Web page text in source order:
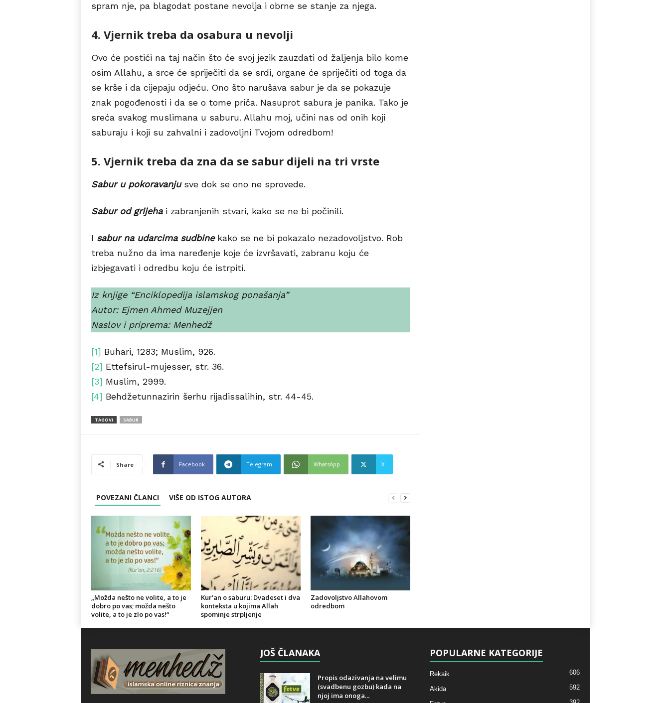
spram nje, pa blagodat postane nevolja i obrne se stanje za njega.
4. Vjernik treba da osabura u nevolji
Ovo će postići na taj način što će svoj jezik zauzdati od žaljenja bilo kome
osim Allahu, a srce će spriječiti da se srdi, organe će spriječiti od toga da
se krše i da cijepaju odjeću. Ono što narušava sabur je da se pokazuje
znak pogođenosti i da se o tome priča. Nasuprot sabura je panika. Tako je
sreća svakog muslimana u saburu. Allahu moj, učini nas od onih koji
saburaju i koji su zahvalni i zadovoljni Tvojom odredbom!
5. Vjernik treba da zna da se sabur dijeli na tri vrste
Sabur u pokoravanjusve dok se ono ne sprovede.
Sabur od grijehai zabranjenih stvari, kako se ne bi počinili.
I sabur na udarcima sudbinekako se ne bi pokazalo nezadovoljstvo. Rob
treba nužno da ima naređenje koje će izvršavati, zabranu koju će
izbjegavati i odredbu koju će istrpiti.
Iz knjige “Enciklopedija islamskog ponašanja”
Autor: Ejmen Ahmed Muzejjen
Naslov i priprema: Menhedž
[1] Buhari, 1283; Muslim, 926.
[2] Ettefsirul-mujesser, str. 36.
[3] Muslim, 2999.
[4] Behdžetunnazirin šerhu rijadissalihin, str. 44-45.
TAGOVI SABUR
Share Facebook Telegram WhatsApp X
POVEZANI ČLANCI VIŠE OD ISTOG AUTORA
„Možda nešto ne volite, a to je
dobro po vas; možda nešto
volite, a to je zlo po vas!“
Kur'an o saburu: Dvadeset i dva
konteksta u kojima Allah
spominje strpljenje
Zadovoljstvo Allahovom
odredbom
JOŠ ČLANAKA
Propis odazivanja na velimu
(svadbenu gozbu) kada na
njoj ima onoga...
POPULARNE KATEGORIJE
Rekaik 606
Akida 592